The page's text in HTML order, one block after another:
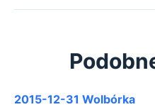
2015-12-31 Wolbórka